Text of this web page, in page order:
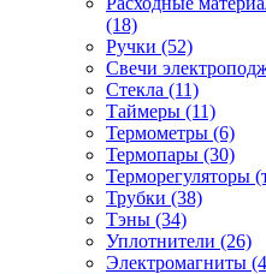
(18)
Ручки (52)
Свечи
Стекла (11)
Таймеры (11)
Термометры (6)
Термопары (30)
Терморегуляторы
Трубки (38)
Тэны (34)
Уплотнители (26)
Электромагниты